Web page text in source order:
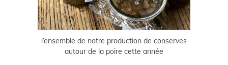
l’ensemble de notre production de conserves
autour de la poire cette année